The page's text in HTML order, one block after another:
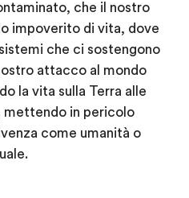
che il nostro
impoverito di vita, dove
che ci sostengono
attacco al mondo
la vita sulla Terra alle
mettendo in pericolo
come umanità o